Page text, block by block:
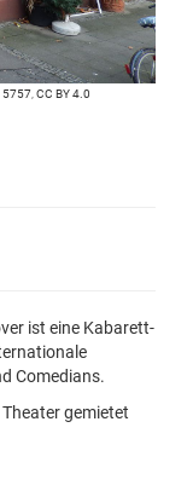
5757 CC BY 4.0
ist eine Kabarett-
Comedians.
gemietet